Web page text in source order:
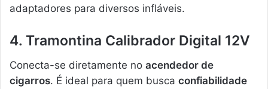
adaptadores para diversos infláveis.
4. Tramontina Calibrador Digital 12V
Conecta-se diretamente no acendedor de
cigarros. É ideal para quem busca confiabilidade